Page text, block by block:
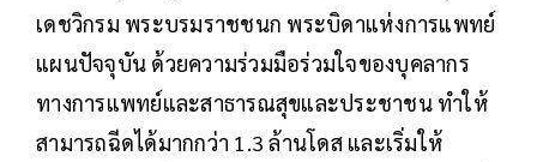
เดชวิกรม พระบรมราชชนก พระบิดาแห่งการแพทย์
แผนปัจจุบัน ด้วยความร่วมมือร่วมใจของบุคลากร
ทางการแพทย์และสาธารณสุขและประชาชน ทำให้
สามารถฉีดได้มากกว่า 1.3 ล้านโดส และเริ่มให้